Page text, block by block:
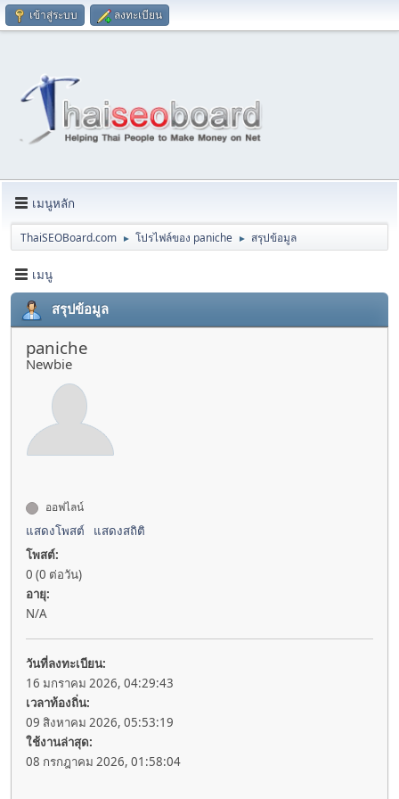
เข้าสู่ระบบ ลงทะเบียน
เมนูหลัก
ThaiSEOBoard.com ► โปรไฟล์ของ paniche ► สรุปข้อมูล
เมนู
สรุปข้อมูล
paniche
Newbie
ออฟไลน์
แสดงโพสต์
แสดงสถิติ
โพสต์:
0 (0 ต่อวัน)
อายุ:
N/A
วันที่ลงทะเบียน:
16 มกราคม 2026, 04:29:43
เวลาท้องถิ่น:
09 สิงหาคม 2026, 05:53:19
ใช้งานล่าสุด:
08 กรกฎาคม 2026, 01:58:04